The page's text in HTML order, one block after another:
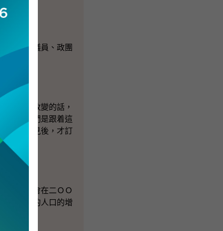
黨派、議員、政團
是要有改變的話，
所以我們是跟着這
面的意見後，才訂
」，也會在二ＯＯ
新市鎮的人口的增